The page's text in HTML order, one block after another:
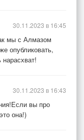
мы с Алмазом
опубликовать,
30.11.2023 в 16:45
вы про
она!)
30.11.2023 в 16:43